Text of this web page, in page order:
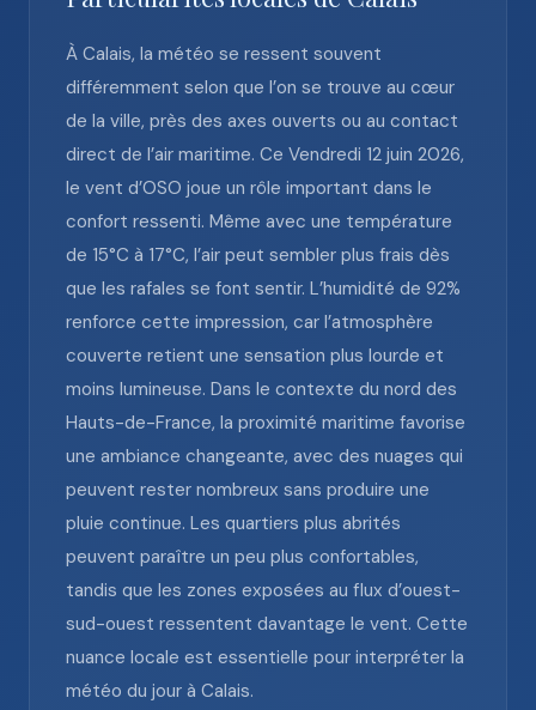
À Calais, la météo se ressent souvent
différemment selon que l’on se trouve au cœur
de la ville, près des axes ouverts ou au contact
direct de l’air maritime. Ce Vendredi 12 juin 2026,
le vent d’OSO joue un rôle important dans le
confort ressenti. Même avec une température
de 15°C à 17°C, l’air peut sembler plus frais dès
que les rafales se font sentir. L’humidité de 92%
renforce cette impression, car l’atmosphère
couverte retient une sensation plus lourde et
moins lumineuse. Dans le contexte du nord des
Hauts-de-France, la proximité maritime favorise
une ambiance changeante, avec des nuages qui
peuvent rester nombreux sans produire une
pluie continue. Les quartiers plus abrités
peuvent paraître un peu plus confortables,
tandis que les zones exposées au flux d’ouest-
sud-ouest ressentent davantage le vent. Cette
nuance locale est essentielle pour interpréter la
météo du jour à Calais.